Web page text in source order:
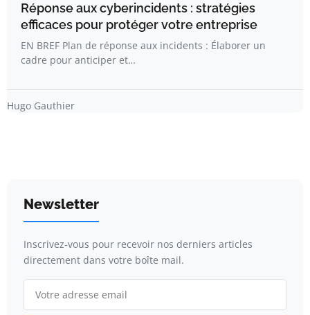
Réponse aux cyberincidents : stratégies
efficaces pour protéger votre entreprise
EN BREF Plan de réponse aux incidents : Élaborer un
cadre pour anticiper et…
Hugo Gauthier
Newsletter
Inscrivez-vous pour recevoir nos derniers articles
directement dans votre boîte mail.